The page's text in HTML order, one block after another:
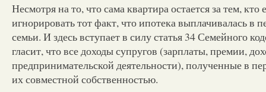
Несмотря на то, что сама квартира остается за тем, кто
игнорировать тот факт, что ипотека выплачивалась в
семьи. И здесь вступает в силу статья 34 Семейного
гласит, что все доходы супругов (зарплаты, премии,
предпринимательской деятельности), полученные в
их совместной собственностью.